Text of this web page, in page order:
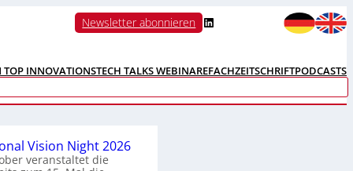
Newsletter abonnieren LinkedIn
TOP INNOVATIONSTECH TALKS WEBINAREFACHZEITSCHRIFTPODCASTS
Vision Night 2026
veranstaltet die